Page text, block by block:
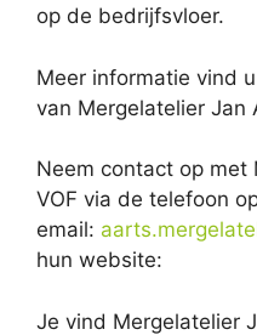
op de bedrijfsvloer.
Meer informatie vind
van Mergelatelier Jan
Neem contact op met
VOF via de telefoon
email:
hun website:
Je vind Mergelatelier